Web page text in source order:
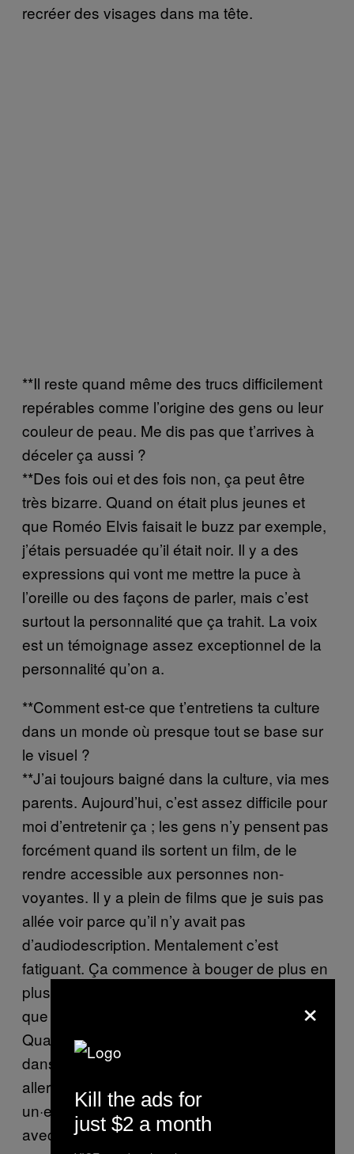
recréer des visages dans ma tête.
**Il reste quand même des trucs difficilement
repérables comme l’origine des gens ou leur
couleur de peau. Me dis pas que t’arrives à
déceler ça aussi ?
**Des fois oui et des fois non, ça peut être
très bizarre. Quand on était plus jeunes et
que Roméo Elvis faisait le buzz par exemple,
j’étais persuadée qu’il était noir. Il y a des
expressions qui vont me mettre la puce à
l’oreille ou des façons de parler, mais c’est
surtout la personnalité que ça trahit. La voix
est un témoignage assez exceptionnel de la
personnalité qu’on a.
**Comment est-ce que t’entretiens ta culture
dans un monde où presque tout se base sur
le visuel ?
**J’ai toujours baigné dans la culture, via mes
parents. Aujourd’hui, c’est assez difficile pour
moi d’entretenir ça ; les gens n’y pensent pas
forcément quand ils sortent un film, de le
rendre accessible aux personnes non-
voyantes. Il y a plein de films que je suis pas
allée voir parce qu’il n’y avait pas
d’audiodescription. Mentalement c’est
fatiguant. Ça commence à bouger de plus en
plus et c’est cool mais ça me paraît aberrant
que les audiodescriptions soient en option.
Quand t’es handicapée, t’es un peu parkée
dans la case des handicapé·es. Je peux pas
aller à une expo solo. Je suis obligée d’avoir
un·e intermédiaire. Et puis, si jamais t’y vas
avec quelqu’un, il y a toujours ce côté où t’as
×
Kill the ads for
just $2 a month